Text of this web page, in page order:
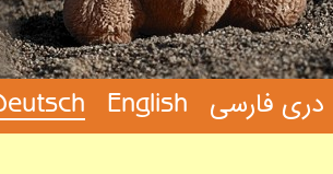
English دری فارسی